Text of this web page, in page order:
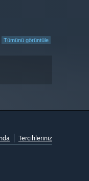
Tümünü görüntüle
Tercihleriniz